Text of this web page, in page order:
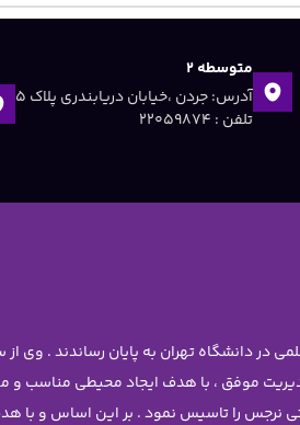
متوسطه ۲
آدرس: جردن ،خیابان دریابندری پلاک 5
تلفن : ۲۲۰۵۹۸۷۴
موفق ، با هدف ایجاد محیطی مناسب
ی دانش آموزان برتر و نخبه است ، در سال 1378 دبیرستان غیر دولتی نرجس را